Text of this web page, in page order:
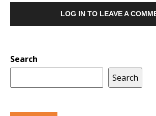
LOG IN TO LEAVE A
Search
Search